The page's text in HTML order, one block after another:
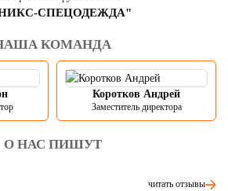
СПЕЦОДЕЖДА"
КОМАНДА
Коротков Андрей
Заместитель директора
О НАС ПИШУТ
читать отзывы